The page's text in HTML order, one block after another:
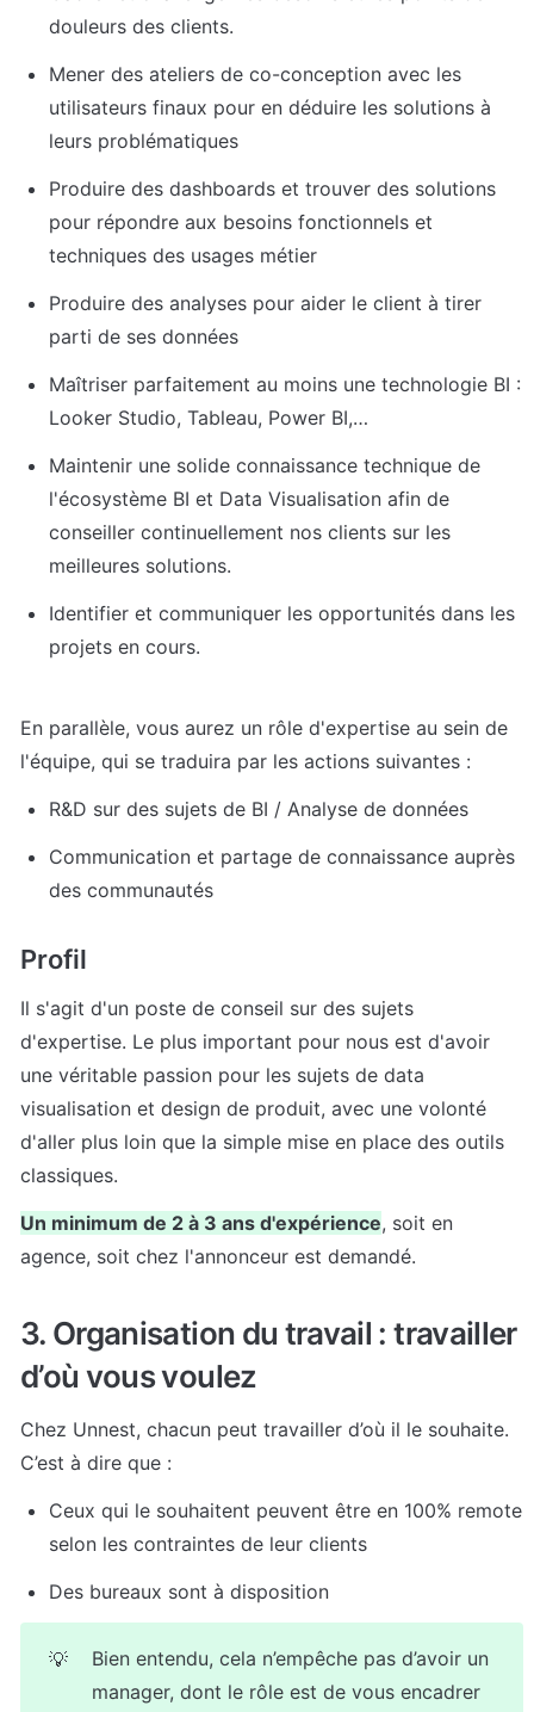
douleurs des clients.
Mener des ateliers de co-conception avec les
utilisateurs finaux pour en déduire les solutions à
leurs problématiques
Produire des dashboards et trouver des solutions
pour répondre aux besoins fonctionnels et
techniques des usages métier
Produire des analyses pour aider le client à tirer
parti de ses données
Maîtriser parfaitement au moins une technologie BI :
Looker Studio, Tableau, Power BI,…
Maintenir une solide connaissance technique de
l'écosystème BI et Data Visualisation afin de
conseiller continuellement nos clients sur les
meilleures solutions.
Identifier et communiquer les opportunités dans les
projets en cours.
En parallèle, vous aurez un rôle d'expertise au sein de
l'équipe, qui se traduira par les actions suivantes :
R&D sur des sujets de BI / Analyse de données
Communication et partage de connaissance auprès
des communautés
Profil
Il s'agit d'un poste de conseil sur des sujets
d'expertise. Le plus important pour nous est d'avoir
une véritable passion pour les sujets de data
visualisation et design de produit, avec une volonté
d'aller plus loin que la simple mise en place des outils
classiques.
Un minimum de 2 à 3 ans d'expérience, soit en
agence, soit chez l'annonceur est demandé.
3. Organisation du travail : travailler
d’où vous voulez
Chez Unnest, chacun peut travailler d’où il le souhaite.
C’est à dire que :
Ceux qui le souhaitent peuvent être en 100% remote
selon les contraintes de leur clients
Des bureaux sont à disposition
💡
Bien entendu, cela n’empêche pas d’avoir un
manager, dont le rôle est de vous encadrer